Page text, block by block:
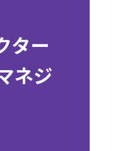
ター
ネジ